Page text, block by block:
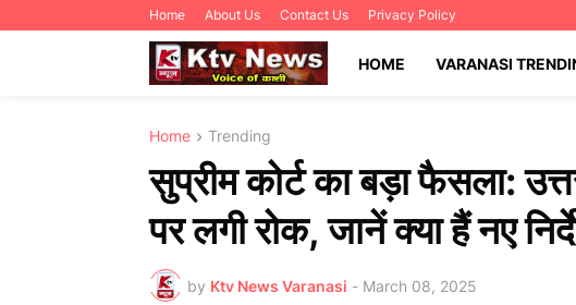
Home About Us Contact Us Privacy Policy
HOME VARANASI
Home Trending
सुप्रीम कोर्ट का बड़ा फैसला:
पर लगी रोक, जानें क्या हैं नए
by Ktv News Varanasi - March 08, 2025